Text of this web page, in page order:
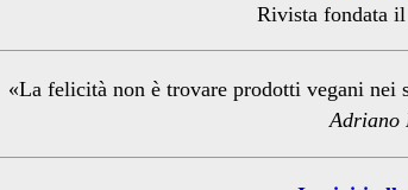
Rivista fondata
«La felicità non è trovare prodotti vegani nei
Adriano